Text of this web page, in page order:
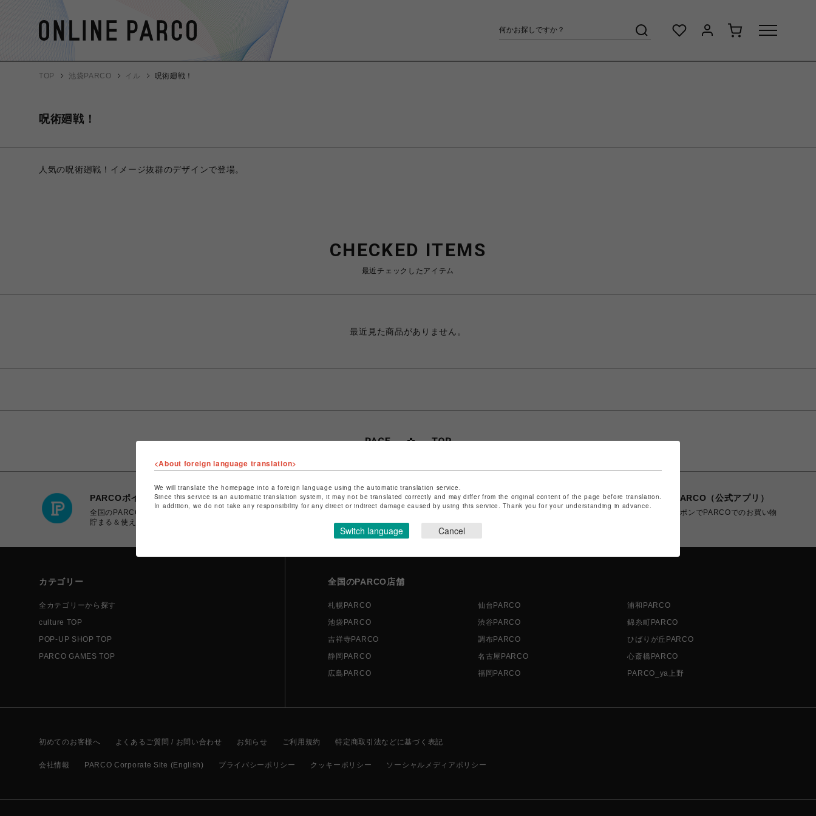
TOP 池袋PARCO イル 呪術廻戦！
呪術廻戦！
人気の呪術廻戦！イメージ抜群のデザインで登場。
CHECKED ITEMS
最近チェックしたアイテム
最近見た商品がありません。
PARCOポイント
全国のPARCOやONLINE PARCOで
貯まる＆使える
ポケパル払い
初回登録＆お買物で最大1,500円分の
PARCOポイント進呈
POCKET PARCO（公式アプリ）
コイン＆クーポンでPARCOでのお買い物
カテゴリー
全カテゴリーから探す
culture TOP
POP-UP SHOP TOP
PARCO GAMES TOP
全国のPARCO店舗
札幌PARCO 仙台PARCO
浦和PARCO
池袋PARCO
渋谷PARCO
錦糸町PARCO
吉祥寺PARCO
調布PARCO
ひばりが丘PARCO
静岡PARCO
名古屋PARCO
心斎橋PARCO
広島PARCO
福岡PARCO PARCO_ya上野
初めてのお客様へ よくあるご質問 / お問い合わせ お知らせ ご利用規約 特定商取引法などに基づく表記
会社情報 PARCO Corporate Site (English) プライバシーポリシー クッキーポリシー ソーシャルメディアポリシー
<About foreign language translation>
We will translate the homepage into a foreign language using the automatic translation service.
Since this service is an automatic translation system, it may not be translated correctly and may differ from the original content of the page before translation.
In addition, we do not take any responsibility for any direct or indirect damage caused by using this service. Thank you for your understanding in advance.
Switch language Cancel